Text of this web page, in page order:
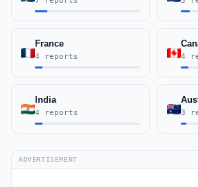
France
4 reports 4
India
4 reports 3
ADVERTISEMENT